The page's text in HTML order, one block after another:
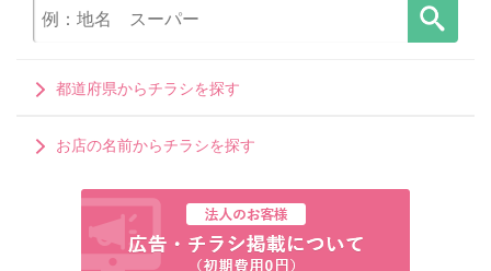
都道府県からチラシを探す
お店の名前からチラシを探す